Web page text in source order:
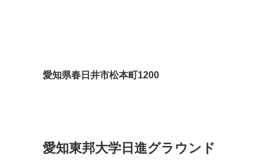
愛知県春日井市松本町1200
愛知東邦大学日進グラウンド